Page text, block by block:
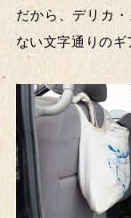
だから、デリカ
ない文字通りのギ